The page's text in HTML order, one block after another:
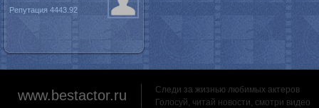
Репутация 4443.92
www.bestactor.ru
Следи за жизнью любимых актеров
Голосуй, читай новости, смотри видео